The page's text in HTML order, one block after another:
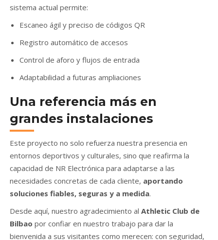
sistema actual permite:
Escaneo ágil y preciso de códigos QR
Registro automático de accesos
Control de aforo y flujos de entrada
Adaptabilidad a futuras ampliaciones
Una referencia más en
grandes instalaciones
Este proyecto no solo refuerza nuestra presencia en
entornos deportivos y culturales, sino que reafirma la
capacidad de NR Electrónica para adaptarse a las
necesidades concretas de cada cliente, aportando
soluciones fiables, seguras y a medida.
Desde aquí, nuestro agradecimiento al Athletic Club de
Bilbao por confiar en nuestro trabajo para dar la
bienvenida a sus visitantes como merecen: con seguridad,